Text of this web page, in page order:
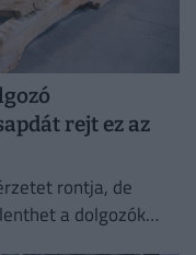
rejt ez az
rontja, de
a dolgozók